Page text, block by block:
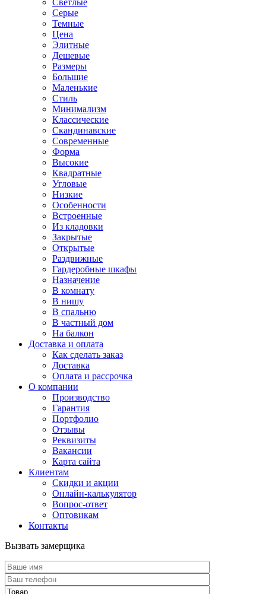
Светлые
Серые
Темные
Цена
Элитные
Дешевые
Размеры
Большие
Маленькие
Стиль
Минимализм
Классические
Скандинавские
Современные
Форма
Высокие
Квадратные
Угловые
Низкие
Особенности
Встроенные
Из кладовки
Закрытые
Открытые
Раздвижные
Гардеробные шкафы
Назначение
В комнату
В нишу
В спальню
В частный дом
На балкон
Доставка и оплата
Как сделать заказ
Доставка
Оплата и рассрочка
О компании
Производство
Гарантия
Портфолио
Отзывы
Реквизиты
Вакансии
Карта сайта
Клиентам
Скидки и акции
Онлайн-калькулятор
Вопрос-ответ
Оптовикам
Контакты
Вызвать замерщика